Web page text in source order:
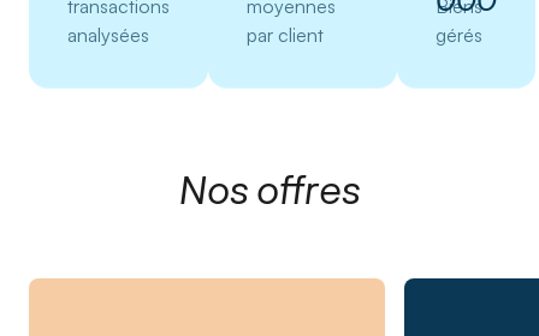
transactions
analysées
moyennes
par client
Biens
gérés
Nos offres